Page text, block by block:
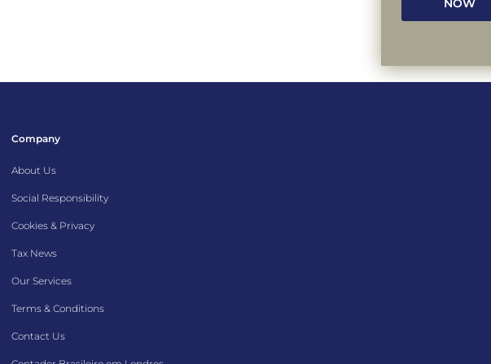
NOW
Company
About Us
Social Responsibility
Cookies & Privacy
Tax News
Our Services
Terms & Conditions
Contact Us